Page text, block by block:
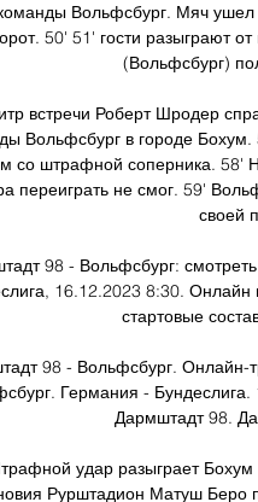
Вольфсбург. Мяч
50' 51' гости разыграют
(Вольфсбург)
встречи Роберт Шродер
Вольфсбург в городе
со штрафной соперника. 58'
переиграть не смог. 59'
своей
98 - Вольфсбург:
16.12.2023 8:30. Онлайн
стартовые
98 - Вольфсбург. Онлайн-
Германия -
Дармштадт 98.
удар разыграет
Рурштадион Матуш Беро